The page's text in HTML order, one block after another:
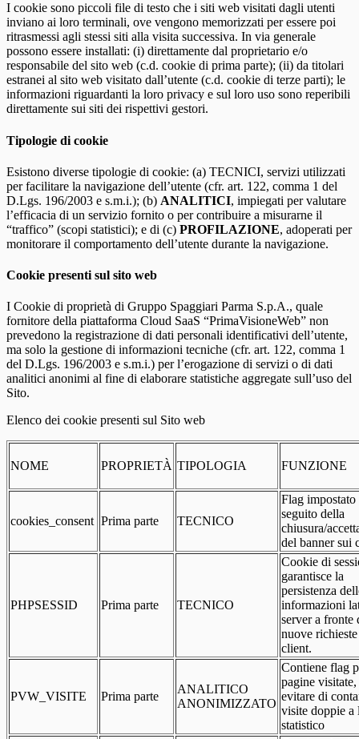
I cookie sono piccoli file di testo che i siti web visitati dagli utenti
inviano ai loro terminali, ove vengono memorizzati per essere poi
ritrasmessi agli stessi siti alla visita successiva. In via generale
possono essere installati: (i) direttamente dal proprietario e/o
responsabile del sito web (c.d. cookie di prima parte); (ii) da titolari
estranei al sito web visitato dall’utente (c.d. cookie di terze parti); le
informazioni riguardanti la loro privacy e sul loro uso sono reperibili
direttamente sui siti dei rispettivi gestori.
Tipologie di cookie
Esistono diverse tipologie di cookie: (a) TECNICI, servizi utilizzati
per facilitare la navigazione dell’utente (cfr. art. 122, comma 1 del
D.Lgs. 196/2003 e s.m.i.); (b) ANALITICI, impiegati per valutare
l’efficacia di un servizio fornito o per contribuire a misurarne il
“traffico” (scopi statistici); e di (c) PROFILAZIONE, adoperati per
monitorare il comportamento dell’utente durante la navigazione.
Cookie presenti sul sito web
I Cookie di proprietà di Gruppo Spaggiari Parma S.p.A., quale
fornitore della piattaforma Cloud SaaS “PrimaVisioneWeb” non
prevedono la registrazione di dati personali identificativi dell’utente,
ma solo la gestione di informazioni tecniche (cfr. art. 122, comma 1
del D.Lgs. 196/2003 e s.m.i.) per l’erogazione di servizi o di dati
analitici anonimi al fine di elaborare statistiche aggregate sull’uso del
Sito.
Elenco dei cookie presenti sul Sito web
NOME PROPRIETÀ TIPOLOGIA FUNZIONE
cookies_consent Prima parte TECNICO
Flag impostato
seguito della
chiusura/
del banner sui
PHPSESSID Prima parte TECNICO
Cookie di
garantisce la
persistenza
informazioni
server a fronte
nuove
client.
PVW_VISITE Prima parte
ANALITICO
ANONIMIZZATO
Contiene flag
pagine visitate,
evitare di
visite doppie a
statistico